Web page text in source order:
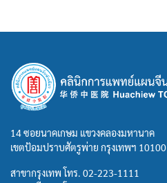
14 ซอยนาคเกษม แขวงคลองมหานาค
เขตป้อมปราบศัตรูพ่าย กรุงเทพฯ 10100
สาขากรุงเทพ โทร. 02-223-1111